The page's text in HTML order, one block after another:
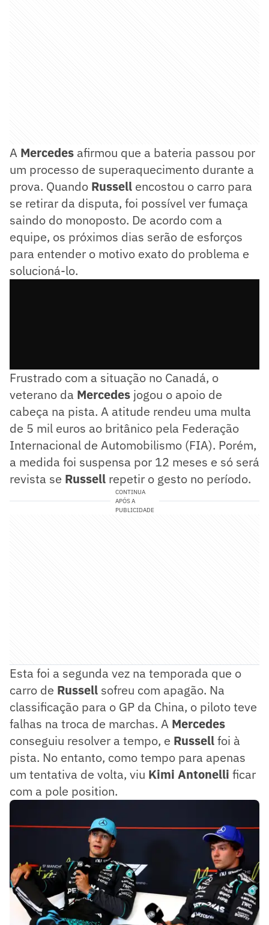
A Mercedes afirmou que a bateria passou por
um processo de superaquecimento durante a
prova. Quando Russell encostou o carro para
se retirar da disputa, foi possível ver fumaça
saindo do monoposto. De acordo com a
equipe, os próximos dias serão de esforços
para entender o motivo exato do problema e
solucioná-lo.
Frustrado com a situação no Canadá, o
veterano da Mercedes jogou o apoio de
cabeça na pista. A atitude rendeu uma multa
de 5 mil euros ao britânico pela Federação
Internacional de Automobilismo (FIA). Porém,
a medida foi suspensa por 12 meses e só será
revista se Russell repetir o gesto no período.
CONTINUA
APÓS A
PUBLICIDADE
Esta foi a segunda vez na temporada que o
carro de Russell sofreu com apagão. Na
classificação para o GP da China, o piloto teve
falhas na troca de marchas. A Mercedes
conseguiu resolver a tempo, e Russellfoi à
pista. No entanto, como tempo para apenas
um tentativa de volta, viu Kimi Antonelli ficar
com a pole position.